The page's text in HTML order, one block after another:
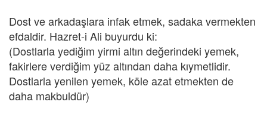
Dost ve arkadaşlara infak etmek, sadaka vermekten
efdaldir. Hazret-i Ali buyurdu ki:
(Dostlarla yediğim yirmi altın değerindeki yemek,
fakirlere verdiğim yüz altından daha kıymetlidir.
Dostlarla yenilen yemek, köle azat etmekten de
daha makbuldür)